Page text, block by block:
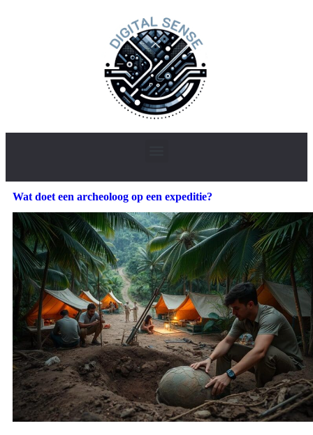
Wat doet een archeoloog op een expeditie?